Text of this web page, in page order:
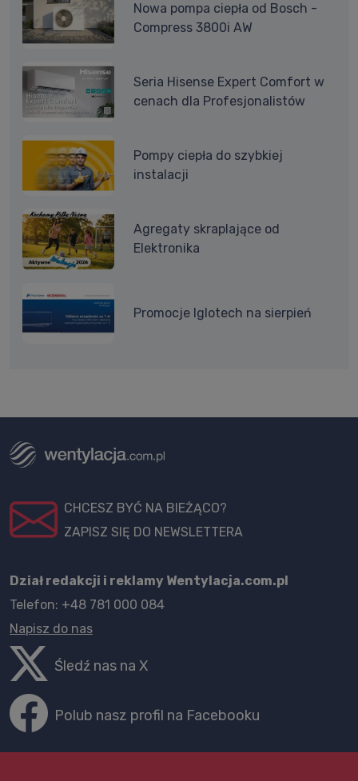
Nowa pompa ciepła od Bosch -
Compress 3800i AW
Seria Hisense Expert Comfort w
cenach dla Profesjonalistów
Pompy ciepła do szybkiej
instalacji
Agregaty skraplające od
Elektronika
Promocje Iglotech na sierpień
CHCESZ BYĆ NA BIEŻĄCO?
ZAPISZ SIĘ DO NEWSLETTERA
Dział redakcji i reklamy Wentylacja.com.pl
Telefon: +48 781 000 084
Napisz do nas
Śledź nas na X
Polub nasz profil na Facebooku